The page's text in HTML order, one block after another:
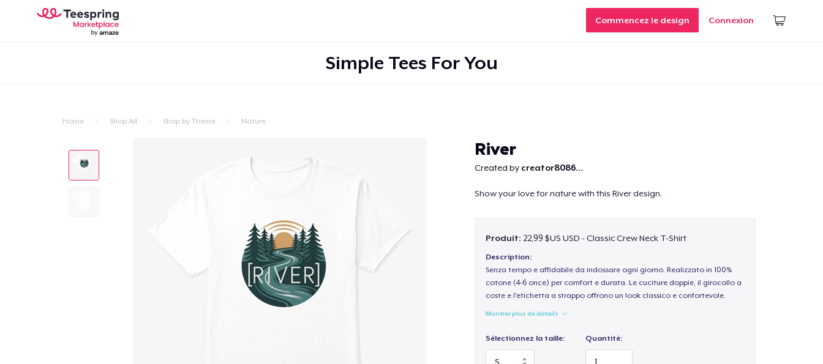
Commencez le design Connexion
Simple Tees For You
Home Shop All Shop by Theme Nature
River
Created by creator8086...
Show your love for nature with this River design.
Produit: 22,99 $US USD - Classic Crew Neck T-Shirt
Description:
Senza tempo e affidabile da indossare ogni giorno. Realizzato in 100%
cotone (4-6 once) per comfort e durata. Le cuciture doppie, il girocollo a
coste e l'etichetta a strappo offrono un look classico e confortevole.
Montrer plus de détails
Sélectionnez la taille: Quantité: